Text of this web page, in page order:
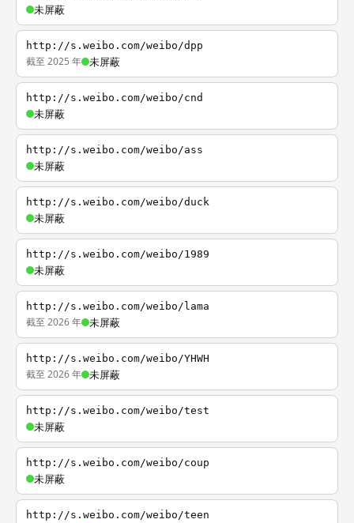
未屏蔽
http://s.weibo.com/weibo/dpp
截至 2025 年 未屏蔽
http://s.weibo.com/weibo/cnd
未屏蔽
http://s.weibo.com/weibo/ass
未屏蔽
http://s.weibo.com/weibo/duck
未屏蔽
http://s.weibo.com/weibo/1989
未屏蔽
http://s.weibo.com/weibo/lama
截至 2026 年 未屏蔽
http://s.weibo.com/weibo/YHWH
截至 2026 年 未屏蔽
http://s.weibo.com/weibo/test
未屏蔽
http://s.weibo.com/weibo/coup
未屏蔽
http://s.weibo.com/weibo/teen